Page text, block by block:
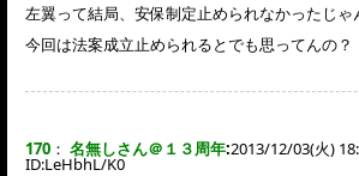
左翼って結局、安保制定止められなかったじゃ
今回は法案成立止められるとでも思ってんの？
170 ： 名無しさん＠１３周年:2013/12/03(火)
ID:LeHbhL/K0